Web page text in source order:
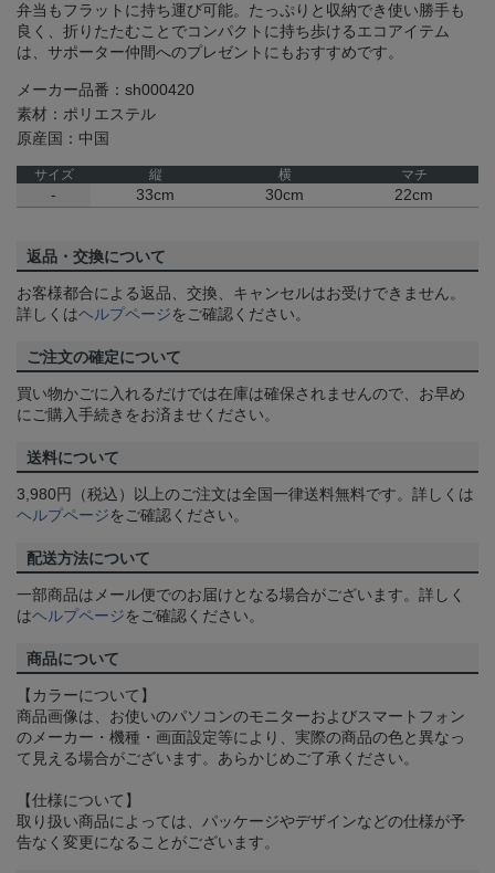
弁当もフラットに持ち運び可能。たっぷりと収納でき使い勝手も
良く、折りたたむことでコンパクトに持ち歩けるエコアイテム
は、サポーター仲間へのプレゼントにもおすすめです。
メーカー品番：sh000420
素材：ポリエステル
原産国：中国
サイズ 縦 横 マチ
- 33cm 30cm 22cm
返品・交換について
お客様都合による返品、交換、キャンセルはお受けできません。
詳しくはヘルプページをご確認ください。
ご注文の確定について
買い物かごに入れるだけでは在庫は確保されませんので、お早め
にご購入手続きをお済ませください。
送料について
3,980円（税込）以上のご注文は全国一律送料無料です。詳しくは
ヘルプページをご確認ください。
配送方法について
一部商品はメール便でのお届けとなる場合がございます。詳しく
はヘルプページをご確認ください。
商品について
【カラーについて】
商品画像は、お使いのパソコンのモニターおよびスマートフォン
のメーカー・機種・画面設定等により、実際の商品の色と異なっ
て見える場合がございます。あらかじめご了承ください。
【仕様について】
取り扱い商品によっては、パッケージやデザインなどの仕様が予
告なく変更になることがございます。